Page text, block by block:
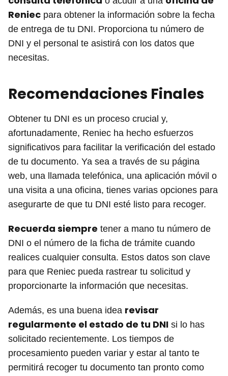
Reniec para obtener la información sobre la fecha
de entrega de tu DNI. Proporciona tu número de
DNI y el personal te asistirá con los datos que
necesitas.
Recomendaciones Finales
Obtener tu DNI es un proceso crucial y,
afortunadamente, Reniec ha hecho esfuerzos
significativos para facilitar la verificación del estado
de tu documento. Ya sea a través de su página
web, una llamada telefónica, una aplicación móvil o
una visita a una oficina, tienes varias opciones para
asegurarte de que tu DNI esté listo para recoger.
Recuerda siempre tener a mano tu número de
DNI o el número de la ficha de trámite cuando
realices cualquier consulta. Estos datos son clave
para que Reniec pueda rastrear tu solicitud y
proporcionarte la información que necesitas.
Además, es una buena idea revisar
regularmente el estado de tu DNI si lo has
solicitado recientemente. Los tiempos de
procesamiento pueden variar y estar al tanto te
permitirá recoger tu documento tan pronto como